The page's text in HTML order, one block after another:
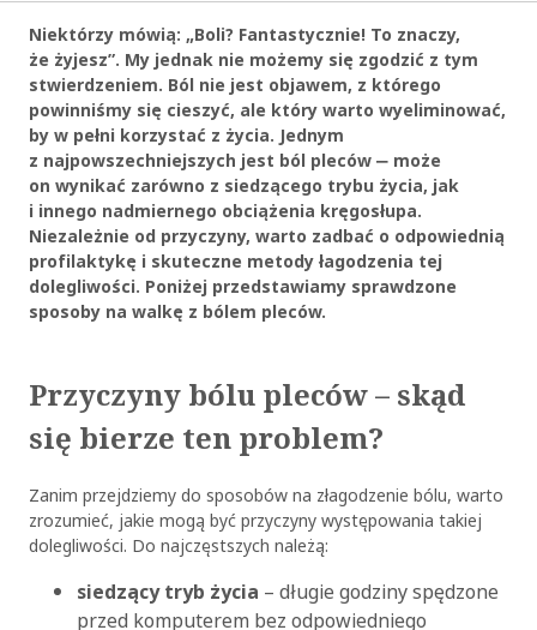
Niektórzy mówią: „Boli? Fantastycznie! To znaczy,
że żyjesz”. My jednak nie możemy się zgodzić z tym
stwierdzeniem. Ból nie jest objawem, z którego
powinniśmy się cieszyć, ale który warto wyeliminować,
by w pełni korzystać z życia. Jednym
z najpowszechniejszych jest ból pleców ‒ może
on wynikać zarówno z siedzącego trybu życia, jak
i innego nadmiernego obciążenia kręgosłupa.
Niezależnie od przyczyny, warto zadbać o odpowiednią
profilaktykę i skuteczne metody łagodzenia tej
dolegliwości. Poniżej przedstawiamy sprawdzone
sposoby na walkę z bólem pleców.
Przyczyny bólu pleców – skąd
się bierze ten problem?
Zanim przejdziemy do sposobów na złagodzenie bólu, warto
zrozumieć, jakie mogą być przyczyny występowania takiej
dolegliwości. Do najczęstszych należą:
siedzący tryb życia – długie godziny spędzone
przed komputerem bez odpowiedniego